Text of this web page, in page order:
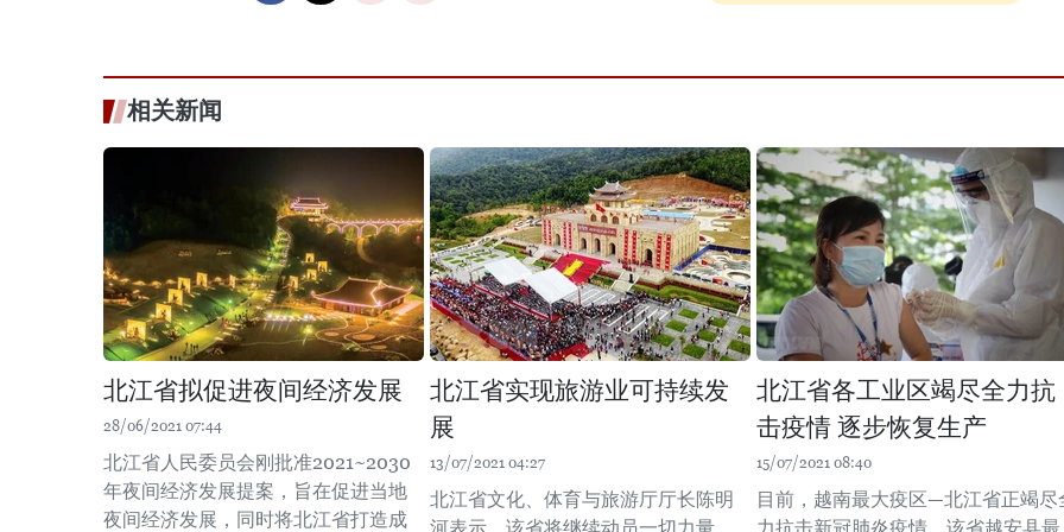
相关新闻
北江省拟促进夜间经济发展
28/06/2021 07:44
北江省人民委员会刚批准2021~2030
年夜间经济发展提案，旨在促进当地
夜间经济发展，同时将北江省打造成
北江省实现旅游业可持续发
展
13/07/2021 04:27
北江省文化、体育与旅游厅厅长陈明
北江省各工业区竭尽全力抗
击疫情 逐步恢复生产
15/07/2021 08:40
目前，越南最大疫区—北江省正竭尽